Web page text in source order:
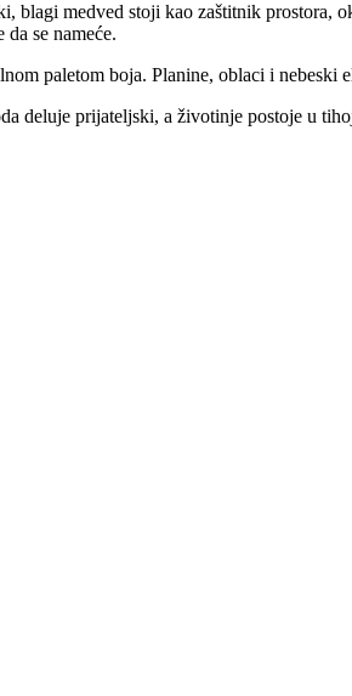
blagi medved stoji kao zaštitnik
se nameće.
paletom boja. Planine, oblaci i nebeski
deluje prijateljski, a životinje postoje u